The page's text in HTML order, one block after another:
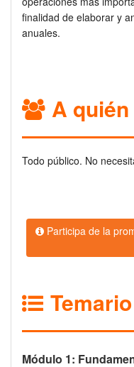
finalidad de elaborar y
anuales.
A
Todo público. No
Participa de la
Temario
Módulo 1: